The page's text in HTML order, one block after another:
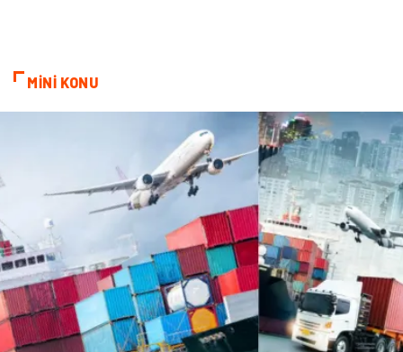
Çadır
Yazı Tahtaları Pet Malzemeleri
MİNİ KONU